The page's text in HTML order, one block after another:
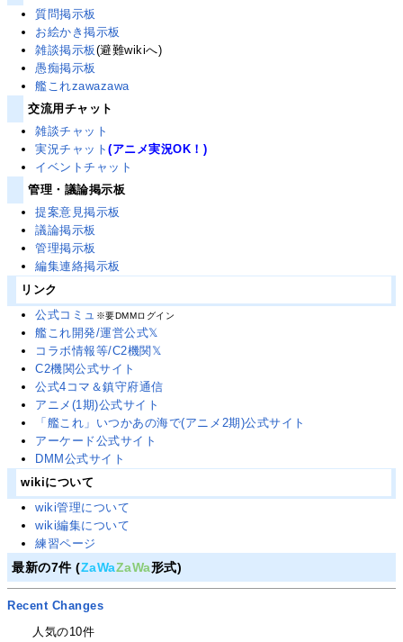
質問掲示板
お絵かき掲示板
雑談掲示板(避難wikiへ)
愚痴掲示板
艦これzawazawa
交流用チャット
雑談チャット
実況チャット(アニメ実況OK！)
イベントチャット
管理・議論掲示板
提案意見掲示板
議論掲示板
管理掲示板
編集連絡掲示板
リンク
公式コミュ ※要DMMログイン
艦これ開発/運営公式𝕏
コラボ情報等/C2機関𝕏
C2機関公式サイト
公式4コマ＆鎮守府通信
アニメ(1期)公式サイト
「艦これ」いつかあの海で(アニメ2期)公式サイト
アーケード公式サイト
DMM公式サイト
wikiについて
wiki管理について
wiki編集について
練習ページ
最新の7件 (ZaWaZaWa形式)
Recent Changes
人気の10件